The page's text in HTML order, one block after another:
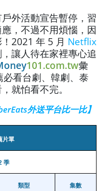
外活動宣告暫停，習
，不過不用煩惱，因
2021 年 5 月 Netflix
讓人待在家裡專心追
101.com.tw彙
看台劇、韓劇、泰
就怕看不完。
外送平台比一比】
片單
季
類型 集數